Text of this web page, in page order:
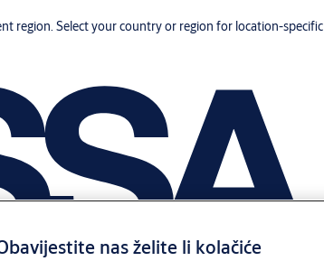
region. Select your country or region for location-
nas želite li kolačiće